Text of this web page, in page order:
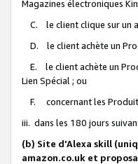
Magazines électroniques
C. le client clique sur un
D. le client achète un
E. le client achète un
Lien Spécial ; ou
F. concernant les
iii. dans les 180 jours
(b) Site d'Alexa skill
amazon.co.uk et